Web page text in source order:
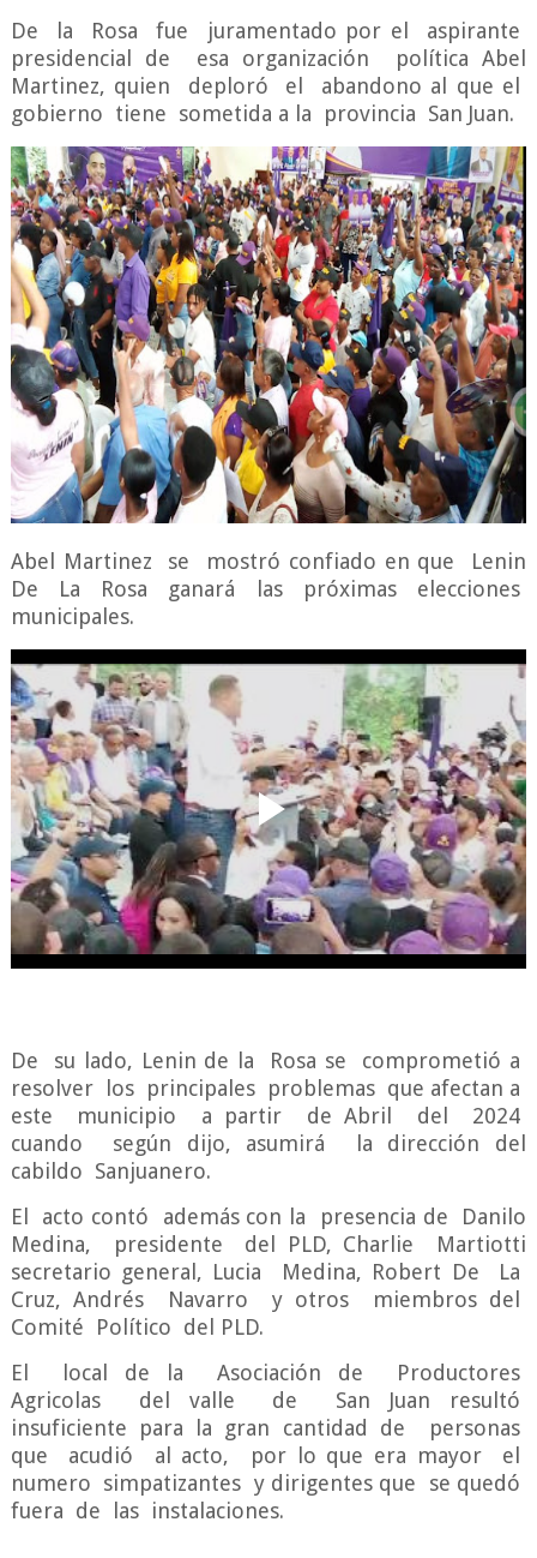
De la Rosa fue juramentado por el aspirante
presidencial de esa organización política Abel
Martinez, quien deploró el abandono al que el
gobierno tiene sometida a la provincia San Juan.
Abel Martinez se mostró confiado en que Lenin
De La Rosa ganará las próximas elecciones
municipales.
De su lado, Lenin de la Rosa se comprometió a
resolver los principales problemas que afectan a
este municipio a partir de Abril del 2024
cuando según dijo, asumirá la dirección del
cabildo Sanjuanero.
El acto contó además con la presencia de Danilo
Medina, presidente del PLD, Charlie Martiotti
secretario general, Lucia Medina, Robert De La
Cruz, Andrés Navarro y otros miembros del
Comité Político del PLD.
El local de la Asociación de Productores
Agricolas del valle de San Juan resultó
insuficiente para la gran cantidad de personas
que acudió al acto, por lo que era mayor el
numero simpatizantes y dirigentes que se quedó
fuera de las instalaciones.